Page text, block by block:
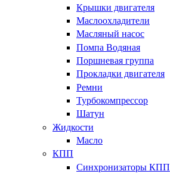
Крышки двигателя
Маслоохладители
Масляный насос
Помпа Водяная
Поршневая группа
Прокладки двигателя
Ремни
Турбокомпрессор
Шатун
Жидкости
Масло
КПП
Синхронизаторы КПП